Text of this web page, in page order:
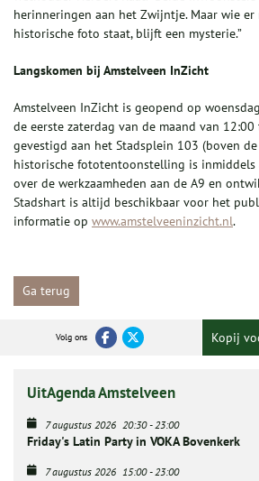
herinneringen aan het Zwijntje. Maar wie
historische foto staat, blijft een mysterie.”
Langskomen bij Amstelveen InZicht
Amstelveen InZicht is geopend op
de eerste zaterdag van de maand van
gevestigd aan het Stadsplein 103 (boven
historische fototentoonstelling is inmiddels
over de werkzaamheden aan de A9 en
Stadshart is altijd beschikbaar voor het
informatie op www.amstelveeninzicht.nl.
Ga terug
Volg ons Kopij
UitAgenda Amstelveen
7 augustus 2026 20:30-23:00
Friday's Latin Party in VOKA Bovenkerk
7 augustus 2026 15:00-23:00